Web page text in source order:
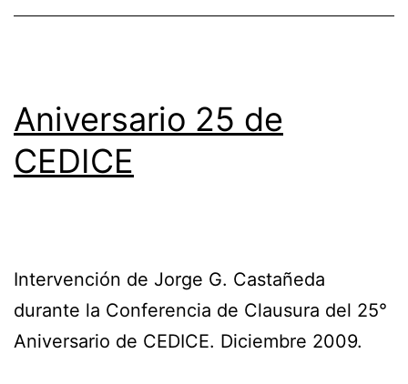
Aniversario 25 de
CEDICE
Intervención de Jorge G. Castañeda
durante la Conferencia de Clausura del 25°
Aniversario de CEDICE. Diciembre 2009.